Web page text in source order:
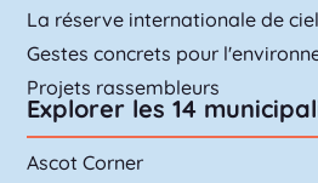
La réserve internationale de
Gestes concrets pour
Projets rassembleurs
Explorer les 14
Ascot Corner